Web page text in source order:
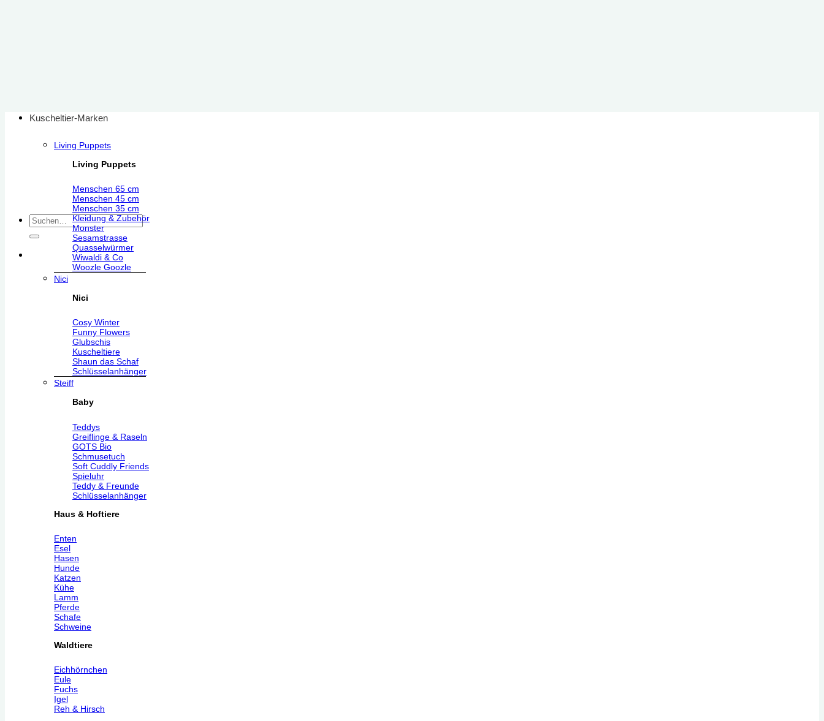
Suchen
Kuscheltier-Marken
Living Puppets
Living Puppets
Menschen 65 cm
Menschen 45 cm
Menschen 35 cm
Kleidung & Zubehör
Monster
Sesamstrasse
Quasselwürmer
Wiwaldi & Co
Woozle Goozle
Nici
Nici
Cosy Winter
Funny Flowers
Glubschis
Kuscheltiere
Shaun das Schaf
Schlüsselanhänger
Steiff
Baby
Teddys
Greiflinge & Raseln
GOTS Bio
Schmusetuch
Soft Cuddly Friends
Spieluhr
Teddy & Freunde
Schlüsselanhänger
Haus & Hoftiere
Enten
Esel
Hasen
Hunde
Katzen
Kühe
Lamm
Pferde
Schafe
Schweine
Waldtiere
Eichhörnchen
Eule
Fuchs
Igel
Reh & Hirsch